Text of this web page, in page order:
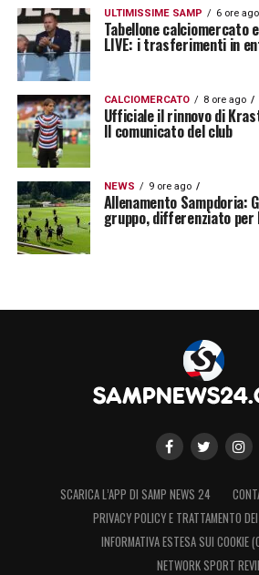
ULTIMISSIME SAMP 6 ore ago
Tabellone calciomercato
LIVE: i trasferimenti in
CALCIOMERCATO 8 ore ago
Ufficiale il rinnovo di
Il comunicato del club
NEWS 9 ore ago
Allenamento Sampdoria:
gruppo, differenziato per
SCARICA L’APP DI SAMP NEWS 24
PRIVACY POLICY E TRATTAMENTO
INFORMATIVA ESTESA SUI COOKIE
NETWORK SPORT